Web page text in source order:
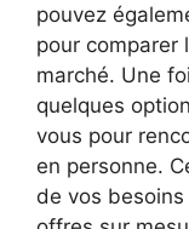
pouvez
pour comparer
marché. Une
quelques
vous pour
en personne.
de vos